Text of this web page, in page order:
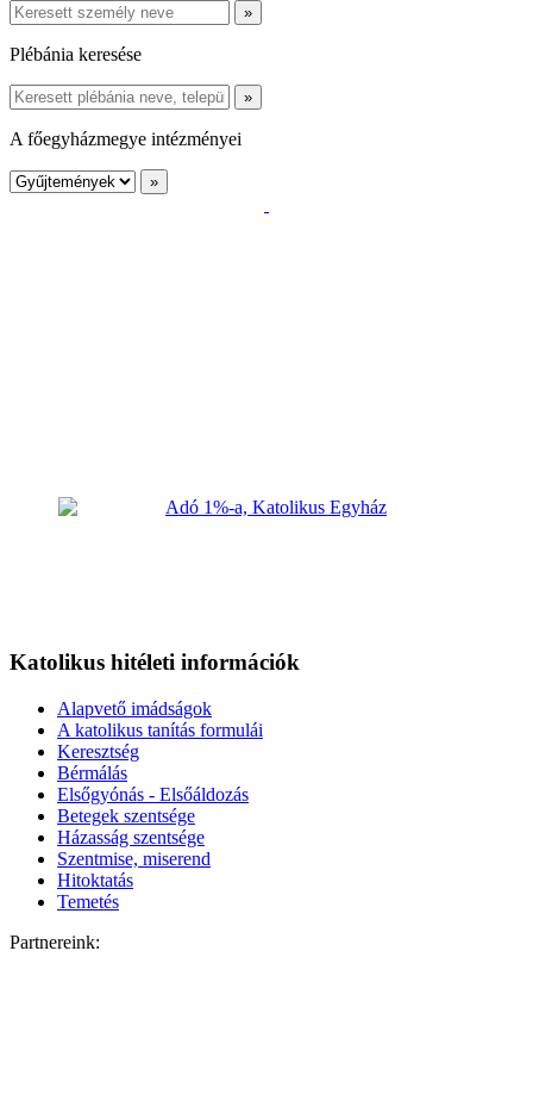
Plébánia keresése
A főegyházmegye intézményei
Katolikus hitéleti információk
Alapvető imádságok
A katolikus tanítás formulái
Keresztség
Bérmálás
Elsőgyónás - Elsőáldozás
Betegek szentsége
Házasság szentsége
Szentmise, miserend
Hitoktatás
Temetés
Partnereink: